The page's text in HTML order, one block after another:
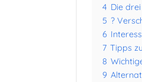
4 Die
5 ?
6
7 Tipps
8
9